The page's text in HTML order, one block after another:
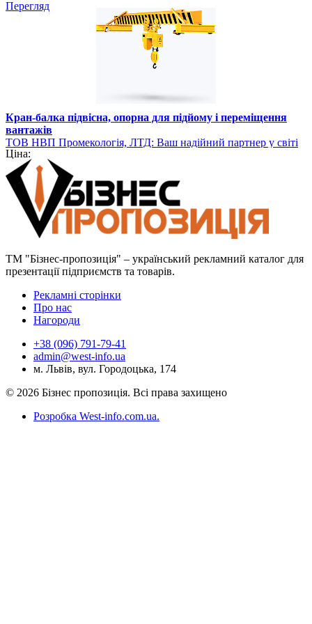
Перегляд
Кран-балка підвісна, опорна для підйому і переміщення
вантажів
ТОВ НВП Промекологія, ЛТД: Ваш надійний партнер у світі
вантажопідйомного обладнання
Ціна:
ТМ "Бізнес-пропозиція" – український рекламний каталог для
презентації підприємств та товарів.
Рекламні сторінки
Про нас
Нагороди
+38 (096) 791-79-41
admin@west-info.ua
м. Львів, вул. Городоцька, 174
© 2026 Бізнес пропозиція. Всі права захищено
Розробка West-info.com.ua.